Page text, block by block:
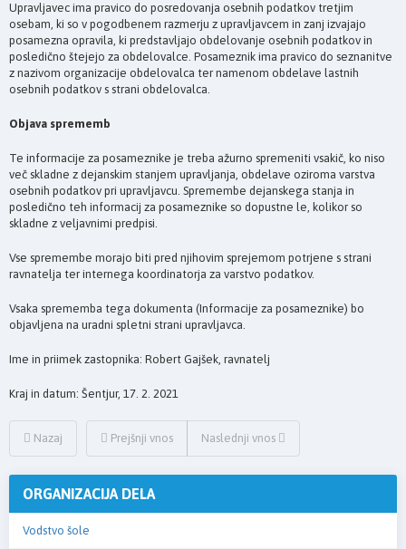
Upravljavec ima pravico do posredovanja osebnih podatkov tretjim
osebam, ki so v pogodbenem razmerju z upravljavcem in zanj izvajajo
posamezna opravila, ki predstavljajo obdelovanje osebnih podatkov in
posledično štejejo za obdelovalce. Posameznik ima pravico do seznanitve
z nazivom organizacije obdelovalca ter namenom obdelave lastnih
osebnih podatkov s strani obdelovalca.
Objava sprememb
Te informacije za posameznike je treba ažurno spremeniti vsakič, ko niso
več skladne z dejanskim stanjem upravljanja, obdelave oziroma varstva
osebnih podatkov pri upravljavcu. Spremembe dejanskega stanja in
posledično teh informacij za posameznike so dopustne le, kolikor so
skladne z veljavnimi predpisi.
Vse spremembe morajo biti pred njihovim sprejemom potrjene s strani
ravnatelja ter internega koordinatorja za varstvo podatkov.
Vsaka sprememba tega dokumenta (Informacije za posameznike) bo
objavljena na uradni spletni strani upravljavca.
Ime in priimek zastopnika: Robert Gajšek, ravnatelj
Kraj in datum: Šentjur, 17. 2. 2021
Nazaj Prejšnji vnos Naslednji vnos
ORGANIZACIJA DELA
Vodstvo šole